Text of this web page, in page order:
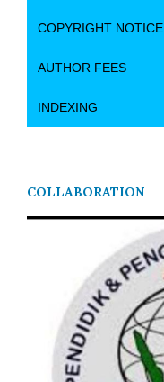
COPYRIGHT NOTICE
AUTHOR FEES
INDEXING
COLLABORATION